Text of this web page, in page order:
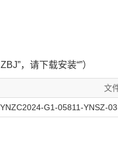
，请下载安装“”）
文
YNZC2024-G1-05811-YNSZ-